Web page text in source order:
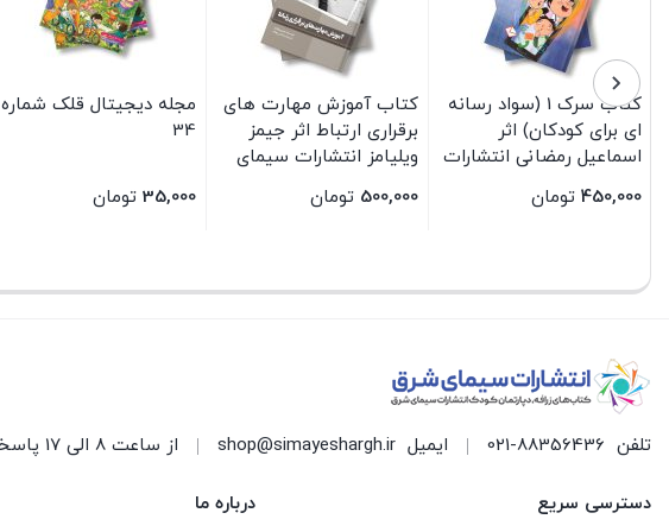
کتاب سرک 1 (سواد رسانه
ای برای کودکان) اثر
اسماعیل رمضانی انتشارات
سیمای شرق
450,000 تومان
کتاب آموزش مهارت های
برقراری ارتباط اثر جیمز
ویلیامز انتشارات سیمای
500,000 تومان
مجله دیجیتال قلک شماره
34
35,000 تومان
تلفن 021-88356436 ایمیل shop@simayeshargh.ir از ساعت 8 الی 17 پاسخگوی شما هستیم.
دسترسی سریع درباره ما